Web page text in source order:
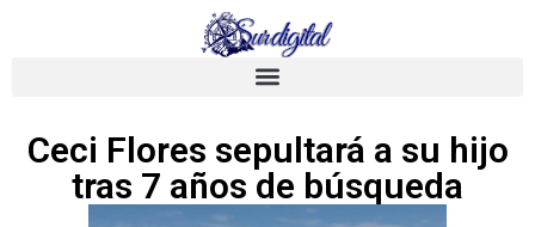
Ceci Flores sepultará a su hijo
tras 7 años de búsqueda